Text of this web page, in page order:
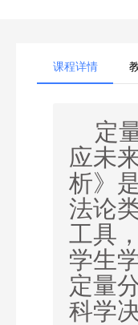
课程详情
定
应未
析》
法论
工具
学生
定量
科学